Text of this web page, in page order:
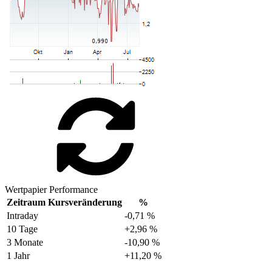
Wertpapier Performance
Zeitraum Kursveränderung
%
Intraday
-0,71 %
10 Tage
+2,96 %
3 Monate
-10,90 %
1 Jahr
+11,20 %